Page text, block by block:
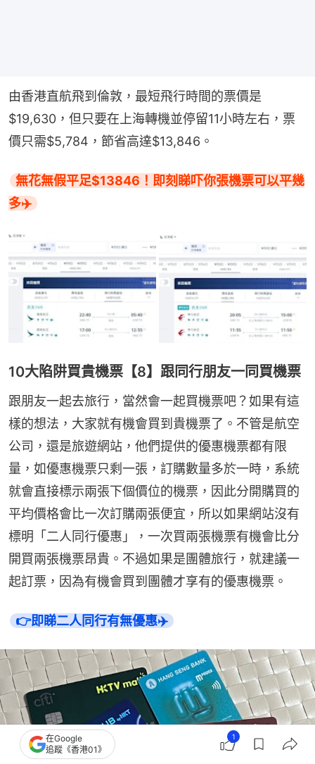
由香港直航飛到倫敦，最短飛行時間的票價是
$19,630，但只要在上海轉機並停留11小時左右，票
價只需$5,784，節省高達$13,846。
無花無假平足$13846！即刻睇吓你張機票可以平幾
多✈️
10大陷阱買貴機票【8】跟同行朋友一同買機票
跟朋友一起去旅行，當然會一起買機票吧？如果有這
樣的想法，大家就有機會買到貴機票了。不管是航空
公司，還是旅遊網站，他們提供的優惠機票都有限
量，如優惠機票只剩一張，訂購數量多於一時，系統
就會直接標示兩張下個價位的機票，因此分開購買的
平均價格會比一次訂購兩張便宜，所以如果網站沒有
標明「二人同行優惠」，一次買兩張機票有機會比分
開買兩張機票昂貴。不過如果是團體旅行，就建議一
起訂票，因為有機會買到團體才享有的優惠機票。
👉即睇二人同行有無優惠✈️
在Google
追蹤《香港01》
1